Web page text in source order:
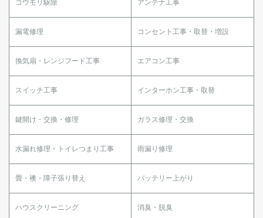
コウモリ駆除 アンテナ工事
漏電修理 コンセント工事・取替・増設
換気扇・レンジフード工事 エアコン工事
スイッチ工事 インターホン工事・取替
鍵開け・交換・修理 ガラス修理・交換
水漏れ修理・トイレつまり工事 雨漏り修理
畳・襖・障子張り替え バッテリー上がり
ハウスクリーニング 消臭・脱臭